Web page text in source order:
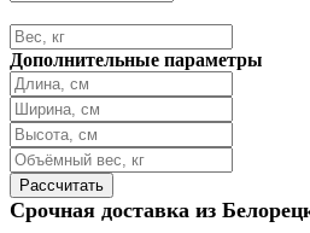
Дополнительные параметры
Срочная доставка из